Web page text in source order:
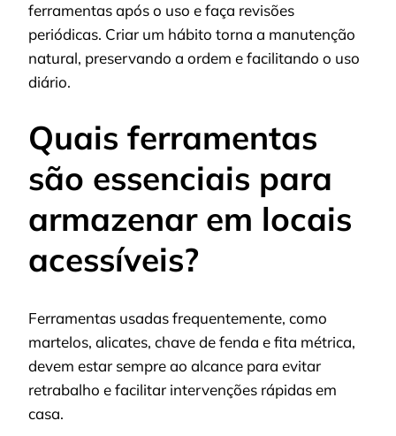
ferramentas após o uso e faça revisões
periódicas. Criar um hábito torna a manutenção
natural, preservando a ordem e facilitando o uso
diário.
Quais ferramentas
são essenciais para
armazenar em locais
acessíveis?
Ferramentas usadas frequentemente, como
martelos, alicates, chave de fenda e fita métrica,
devem estar sempre ao alcance para evitar
retrabalho e facilitar intervenções rápidas em
casa.